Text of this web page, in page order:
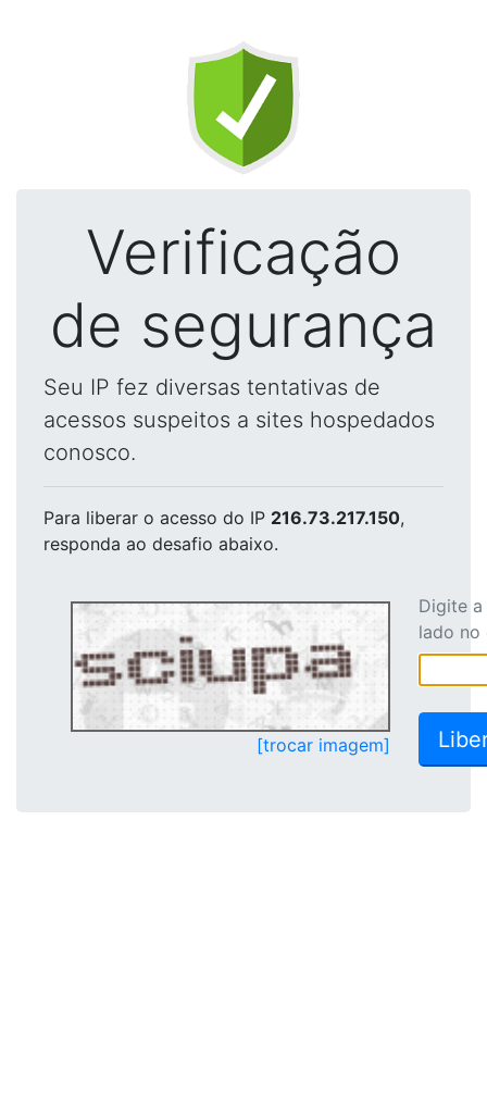
Verificação
de segurança
Seu IP fez diversas tentativas de
acessos suspeitos a sites hospedados
conosco.
Para liberar o acesso do IP 216.73.217.150,
responda ao desafio abaixo.
[trocar imagem]
Digite
lado no